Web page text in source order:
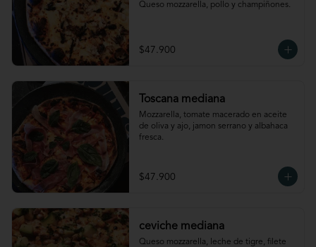
Queso mozzarella, pollo y champiñones.
$47.900
Toscana mediana
Mozzarella, tomate macerado en aceite
de oliva y ajo, jamon serrano y albahaca
fresca.
$47.900
ceviche mediana
Queso mozzarella, leche de tigre, filete